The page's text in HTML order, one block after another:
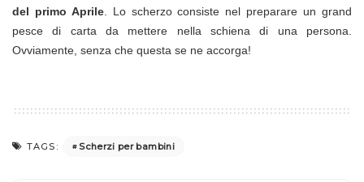
del primo Aprile. Lo scherzo consiste nel preparare un grand
pesce di carta da mettere nella schiena di una persona.
Ovviamente, senza che questa se ne accorga!
TAGS: Scherzi per bambini